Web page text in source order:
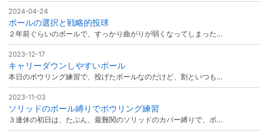
2024-04-24
ボールの選択と戦略的投球
２年前ぐらいのボールで、すっかり曲がりが弱くなってしまった…
2023-12-17
キャリーダウンしやすいボール
本日のボウリング練習で、投げたボールなのだけど、割といつも…
2023-11-03
ソリッドのボール縛りでボウリング練習
３連休の初日は、たぶん、最難関のソリッドのカバー縛りで、ボ…